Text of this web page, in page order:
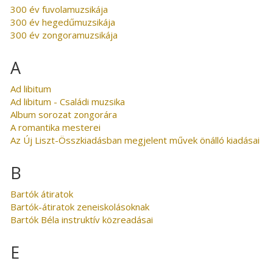
300 év fuvolamuzsikája
300 év hegedűmuzsikája
300 év zongoramuzsikája
A
Ad libitum
Ad libitum - Családi muzsika
Album sorozat zongorára
A romantika mesterei
Az Új Liszt-Összkiadásban megjelent művek önálló kiadásai
B
Bartók átiratok
Bartók-átiratok zeneiskolásoknak
Bartók Béla instruktív közreadásai
E